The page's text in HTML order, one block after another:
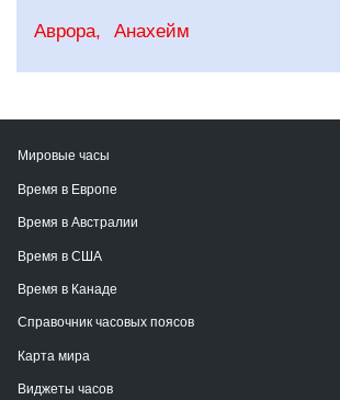
Аврора Анахейм
Мировые часы
Время в Европе
Время в Австралии
Время в США
Время в Канаде
Справочник часовых поясов
Карта мира
Виджеты часов